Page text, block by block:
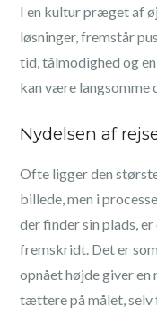
I en kultur præget af
løsninger, fremstår
tid, tålmodighed og
kan være langsomme
Nydelsen af
Ofte ligger den
billede, men i
der finder sin plads,
fremskridt. Det er
opnået højde giver en
tættere på målet, selv